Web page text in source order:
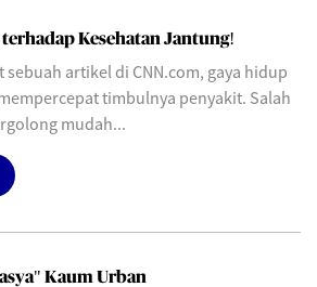
terhadap Kesehatan Jantung!
artikel di CNN.com, gaya hidup
timbulnya penyakit. Salah
mudah...
Kaum Urban